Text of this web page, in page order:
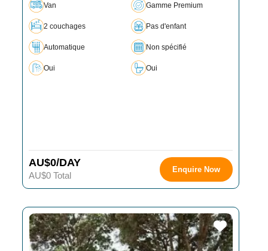
Van Gamme Premium
2 couchages Pas d'enfant
Automatique Non spécifié
Oui Oui
AU$0/DAY
AU$0 Total
Enquire Now